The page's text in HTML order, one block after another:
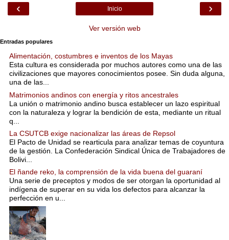
‹ ›
Inicio
Ver versión web
Entradas populares
Alimentación, costumbres e inventos de los Mayas
Esta cultura es considerada por muchos autores como una de las
civilizaciones que mayores conocimientos posee. Sin duda alguna,
una de las...
Matrimonios andinos con energía y ritos ancestrales
La unión o matrimonio andino busca establecer un lazo espiritual
con la naturaleza y lograr la bendición de esta, mediante un ritual
q...
La CSUTCB exige nacionalizar las áreas de Repsol
El Pacto de Unidad se rearticula para analizar temas de coyuntura
de la gestión. La Confederación Sindical Única de Trabajadores de
Bolivi...
El ñande reko, la comprensión de la vida buena del guaraní
Una serie de preceptos y modos de ser otorgan la oportunidad al
indígena de superar en su vida los defectos para alcanzar la
perfección en u...